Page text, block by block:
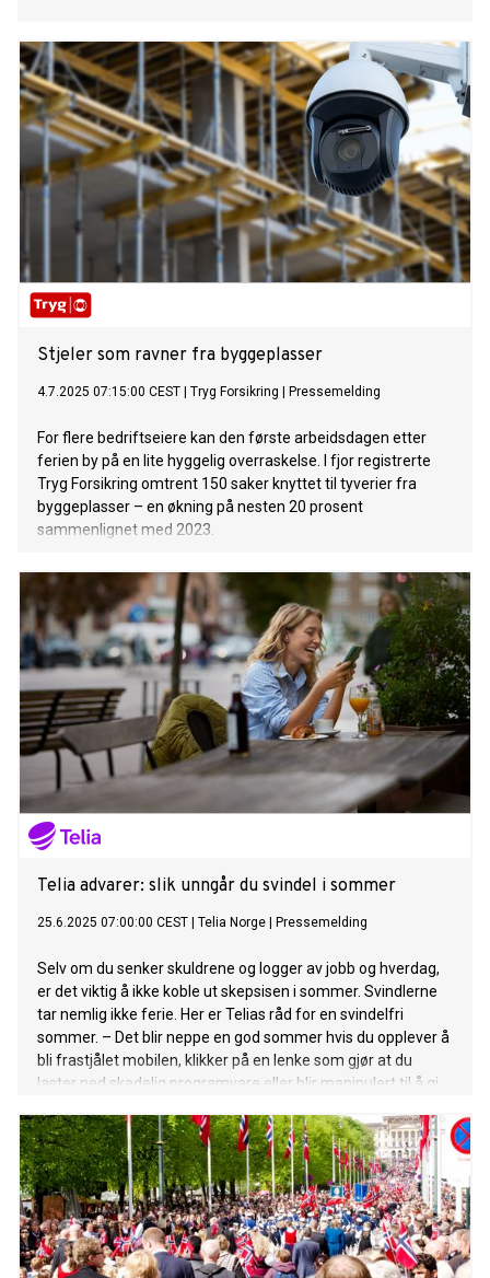
Stjeler som ravner fra byggeplasser
4.7.2025 07:15:00 CEST Tryg Forsikring Pressemelding
For flere bedriftseiere kan den første arbeidsdagen etter
ferien by på en lite hyggelig overraskelse. I fjor registrerte
Tryg Forsikring omtrent 150 saker knyttet til tyverier fra
byggeplasser – en økning på nesten 20 prosent
sammenlignet med 2023.
Telia advarer: slik unngår du svindel i sommer
25.6.2025 07:00:00 CEST Telia Norge Pressemelding
Selv om du senker skuldrene og logger av jobb og hverdag,
er det viktig å ikke koble ut skepsisen i sommer. Svindlerne
tar nemlig ikke ferie. Her er Telias råd for en svindelfri
sommer. – Det blir neppe en god sommer hvis du opplever å
bli frastjålet mobilen, klikker på en lenke som gjør at du
laster ned skadelig programvare eller blir manipulert til å gi
svindelekspert i Telia Norge. Svindlere og tyver utnytter
feriemodusen blant nordmenn som har guarden nede og lar
humla suse. For selv om Telias svindelsperreløsninger for
både samtaler og meldinger fungerer godt og jobber på
høygir døgnet rundt, finner svindlerne nye metoder. – Vi ser
at det vi gjør for å trygge kundene våre fungerer og at de
svindelforsøkene som er ment å treffe bredt minker i